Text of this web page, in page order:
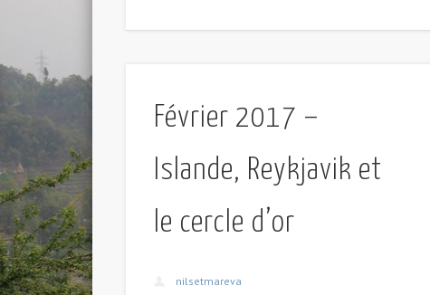
Février 2017 –
Islande, Reykjavik et
le cercle d’or
nilsetmareva